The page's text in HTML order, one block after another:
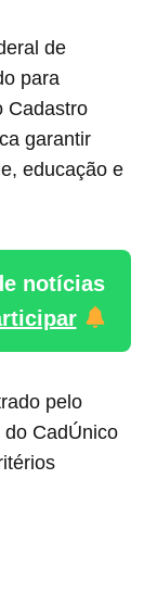
de
para
Cadastro
garantir
educação e
notícias
pelo
CadÚnico